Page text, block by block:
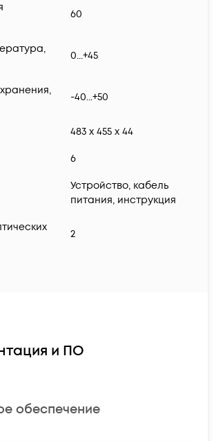
60
0...+45
-40...+50
483 x 455 x 44
6
Устройство, кабель
питания, инcтрукция
2
и ПО
обеспечение